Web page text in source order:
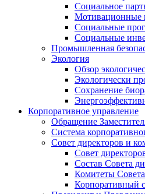
Социальное
Мотивационные
Социальные
Социальные
Промышленная
Экология
Обзор
Экологически
Сохранение
Корпоративное управление
Обращение
Система
Совет директоров и
Совет
Состав Совета
Комитеты
Корпоративный